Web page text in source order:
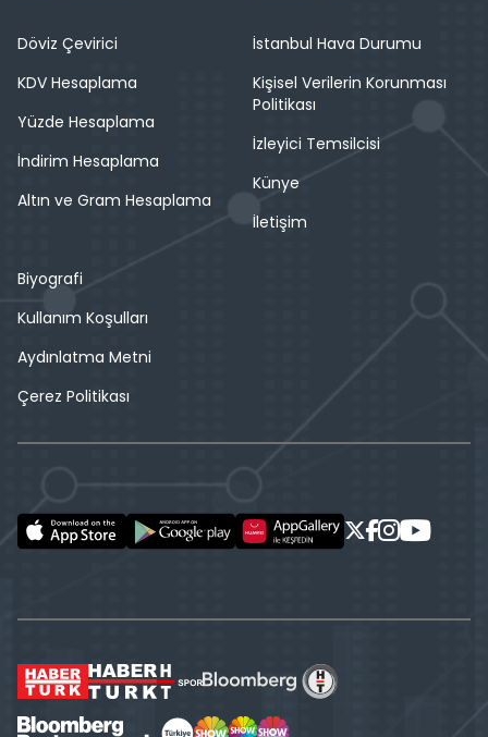
Döviz Çevirici
KDV Hesaplama
Yüzde Hesaplama
İndirim Hesaplama
Altın ve Gram Hesaplama
İstanbul Hava Durumu
Kişisel Verilerin Korunması
Politikası
İzleyici Temsilcisi
Künye
İletişim
Biyografi
Kullanım Koşulları
Aydınlatma Metni
Çerez Politikası